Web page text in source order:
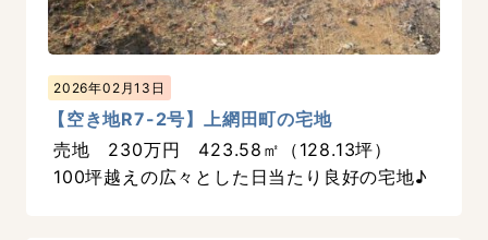
2026年02月13日
【空き地R7-2号】上網田町の宅地
売地 230万円 423.58㎡（128.13坪）
100坪越えの広々とした日当たり良好の宅地♪